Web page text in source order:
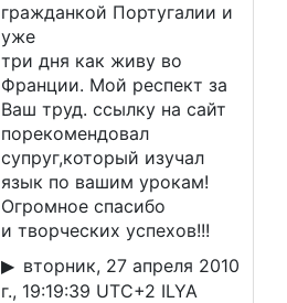
гражданкой Португалии и
уже
три дня как живу во
Франции. Мой респект за
Ваш труд. ссылку на сайт
порекомендовал
супруг,который изучал
язык по вашим урокам!
Огромное спасибо
и творческих успехов!!!
вторник, 27 апреля 2010
г., 19:19:39 UTC+2 ILYA